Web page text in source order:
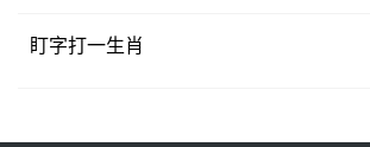
盯字打一生肖